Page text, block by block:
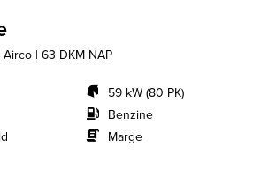
| 63 DKM NAP
59 kW (80 PK)
Benzine
Marge